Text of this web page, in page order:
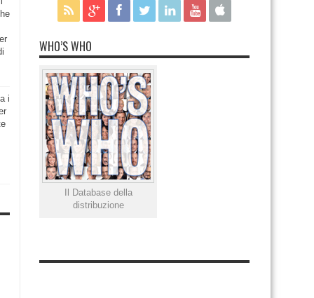
i
WHO’S WHO
Il Database della
distribuzione